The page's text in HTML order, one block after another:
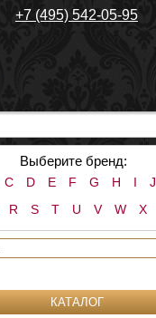
+7 (495) 542-05-95
Выберите бренд:
C D E F G H I J
R S T U V W X
КАТАЛОГ